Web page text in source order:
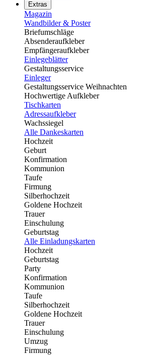
Extras
Magazin
Wandbilder & Poster
Briefumschläge
Absenderaufkleber
Empfängeraufkleber
Einlegeblätter
Gestaltungsservice
Einleger
Gestaltungsservice Weihnachten
Hochwertige Aufkleber
Tischkarten
Adressaufkleber
Wachssiegel
Alle Dankeskarten
Hochzeit
Geburt
Konfirmation
Kommunion
Taufe
Firmung
Silberhochzeit
Goldene Hochzeit
Trauer
Einschulung
Geburtstag
Alle Einladungskarten
Hochzeit
Geburtstag
Party
Konfirmation
Kommunion
Taufe
Silberhochzeit
Goldene Hochzeit
Trauer
Einschulung
Umzug
Firmung